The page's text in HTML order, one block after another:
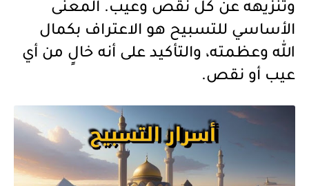
وتنزيهه عن كل نقص وعيب. المعنى
الأساسي للتسبيح هو الاعتراف بكمال
الله وعظمته، والتأكيد على أنه خالٍ من أي
عيب أو نقص.